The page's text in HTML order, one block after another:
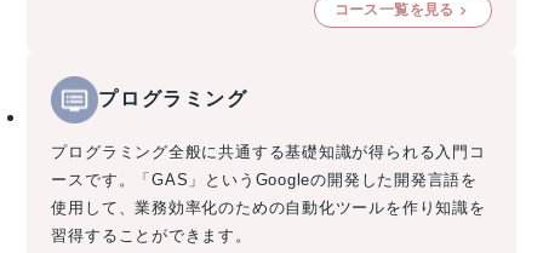
コース一覧を見る
プログラミング
プログラミング全般に共通する基礎知識が得られる入門コ
ースです。「GAS」というGoogleの開発した開発言語を
使用して、業務効率化のための自動化ツールを作り知識を
習得することができます。